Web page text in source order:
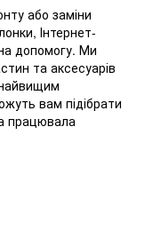
або заміни
Інтернет-
допомогу. Ми
та аксесуарів
вам підібрати
працювала